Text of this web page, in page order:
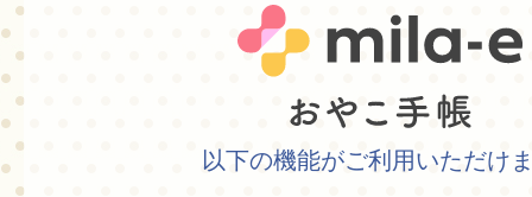
以下の機能がご利用いただけ